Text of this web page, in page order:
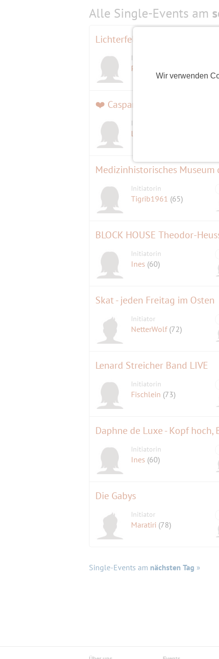
Wir verwenden
Alle Single-Events am
Lichterfelde nach Teltow 10
Initiatorin
Petra59
Initiatorin
Lütte
Medizinhistorisches Museum
Initiatorin
Tigrib1961 (65)
BLOCK HOUSE Theodor-
Initiatorin
Ines (60)
Skat - jeden Freitag im Osten
Initiator
NetterWolf (72)
Lenard Streicher Band LIVE
Initiatorin
Fischlein (73)
Daphne de Luxe - Kopf hoch,
Initiatorin
Ines (60)
Die Gabys
Initiator
Maratiri (78)
Single-Events am nächsten Tag »